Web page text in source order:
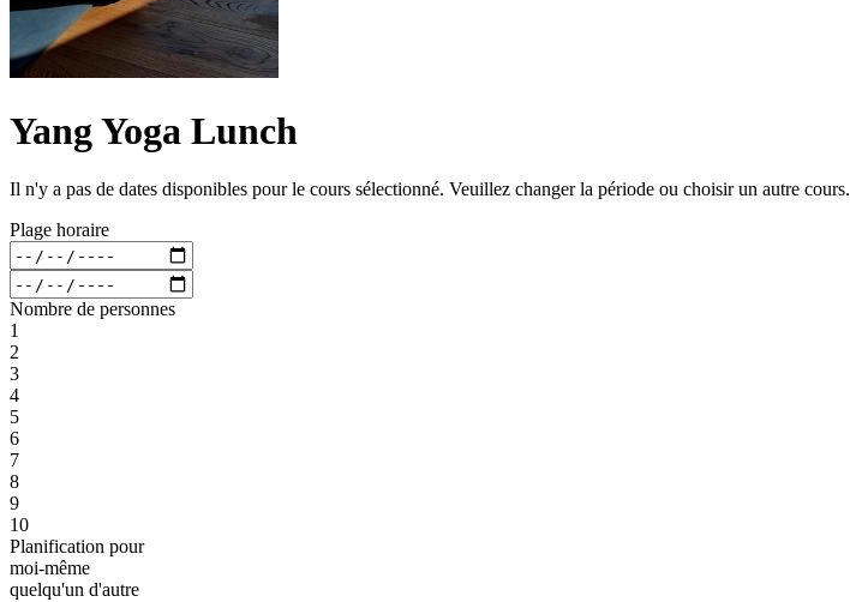
Yang Yoga Lunch
Il n'y a pas de dates disponibles pour le cours sélectionné. Veuillez changer la période ou choisir un autre cours.
Plage horaire
Nombre de personnes
1
2
3
4
5
6
7
8
9
10
Planification pour
moi-même
quelqu'un d'autre